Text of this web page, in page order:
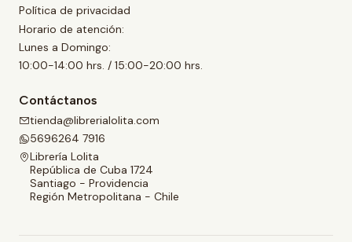
Política de privacidad
Horario de atención:
Lunes a Domingo:
10:00-14:00 hrs. / 15:00-20:00 hrs.
Contáctanos
tienda@librerialolita.com
5696264 7916
Librería Lolita
República de Cuba 1724
Santiago - Providencia
Región Metropolitana - Chile